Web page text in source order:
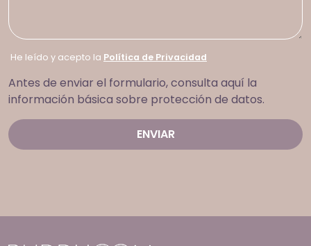
He leído y acepto la Política de Privacidad
Antes de enviar el formulario, consulta aquí la
información básica sobre protección de datos.